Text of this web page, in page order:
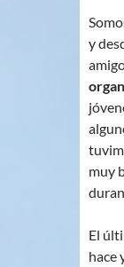
y
muy
El
hace